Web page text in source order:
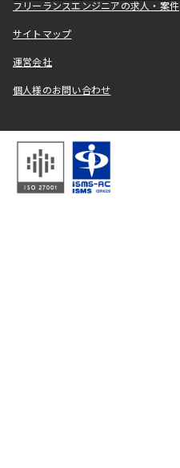
フリーランスエンジニアの求人・案件
サイトマップ
運営会社
個人様のお問い合わせ